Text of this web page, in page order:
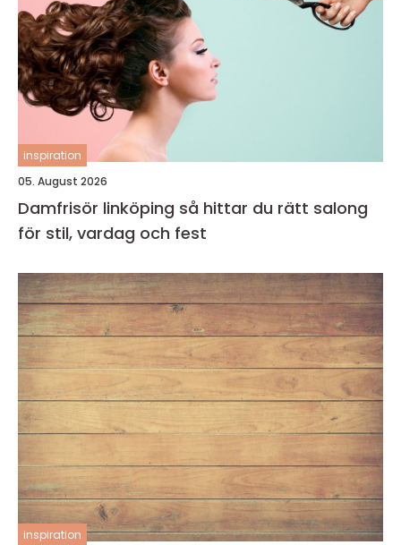
inspiration
05. August 2026
Damfrisör linköping så hittar du rätt salong
för stil, vardag och fest
inspiration